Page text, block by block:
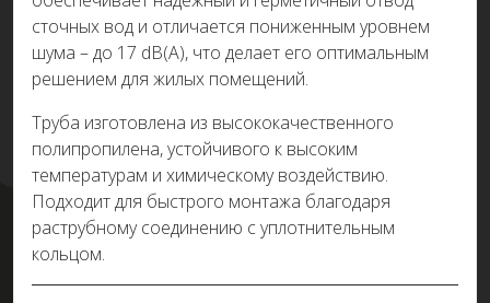
сточных вод и отличается пониженным уровнем
шума – до 17 dB(A), что делает его оптимальным
решением для жилых помещений.
Труба изготовлена из высококачественного
полипропилена, устойчивого к высоким
температурам и химическому воздействию.
Подходит для быстрого монтажа благодаря
раструбному соединению с уплотнительным
кольцом.